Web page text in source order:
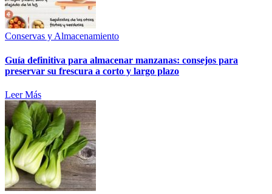
Conservas y Almacenamiento
Guía definitiva para almacenar manzanas: consejos para
preservar su frescura a corto y largo plazo
Leer Más